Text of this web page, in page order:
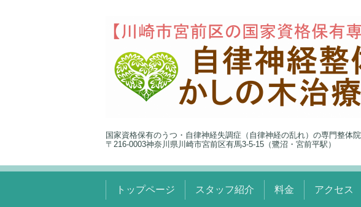
国家資格保有のうつ・自律神経失調症（自律神経の乱れ）の専門整体院
〒216-0003神奈川県川崎市宮前区有馬3-5-15（鷺沼・宮前平駅）
トップページ スタッフ紹介 料金 アクセス